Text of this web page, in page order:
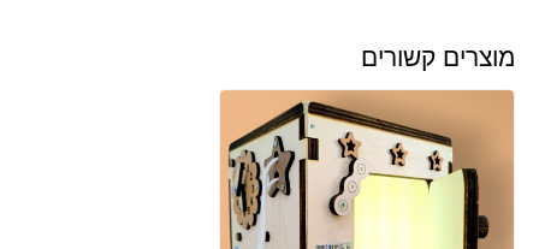
מוצרים קשורים